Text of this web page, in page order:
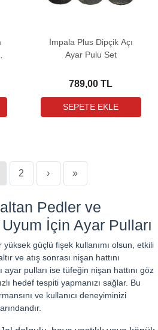
İmpala Plus Dipçik Açı
Ayar Pulu Set
789,00 TL
2 › »
Pedler ve
İçin Ayar Pulları
yüksek güçlü fişek kullanımı olsun, etkili
ve atış sonrası nişan hattını
ayar pulları ise tüfeğin nişan hattını göz
hedef tespiti yapmanızı sağlar. Bu
ve kullanıcı deneyiminizi